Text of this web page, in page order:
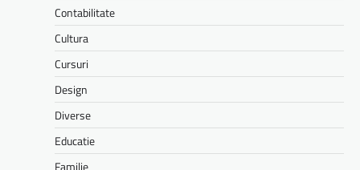
Contabilitate
Cultura
Cursuri
Design
Diverse
Educatie
Familie